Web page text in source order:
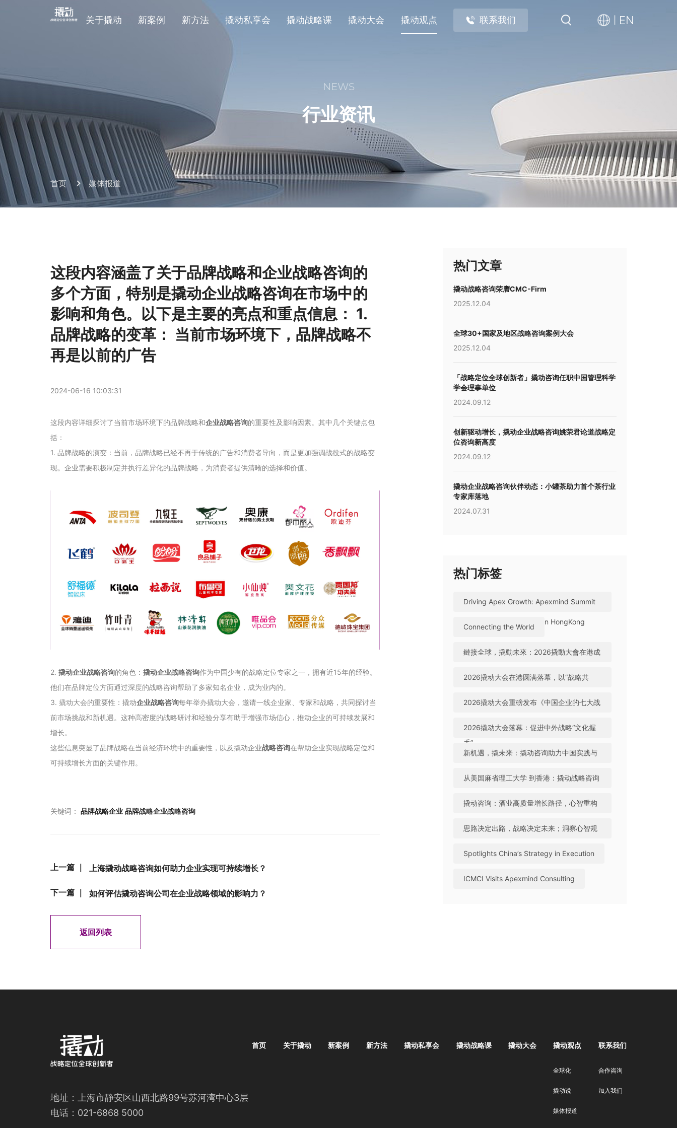
关于撬动 新案例 新方法 撬动私享会 撬动战略课 撬动大会 撬动观点 联系我们 EN
NEWS
行业资讯
首页 媒体报道
这段内容涵盖了关于品牌战略和企业战略咨询的
多个方面，特别是撬动企业战略咨询在市场中的
影响和角色。以下是主要的亮点和重点信息： 1.
品牌战略的变革： 当前市场环境下，品牌战略不
再是以前的广告
2024-06-16 10:03:31
这段内容详细探讨了当前市场环境下的品牌战略和企业战略咨询的重要性及影响因素。其中几个关键点包
括：
1. 品牌战略的演变：当前，品牌战略已经不再于传统的广告和消费者导向，而是更加强调战役式的战略变
现。企业需要积极制定并执行差异化的品牌战略，为消费者提供清晰的选择和价值。
2. 撬动企业战略咨询的角色： 撬动企业战略咨询作为中国少有的战略定位专家之一，拥有近15年的经验。
他们在品牌定位方面通过深度的战略咨询帮助了多家知名企业，成为业内的。
3. 撬动大会的重要性：撬动企业战略咨询每年举办撬动大会，邀请一线企业家、专家和战略，共同探讨当
前市场挑战和新机遇。这种高密度的战略研讨和经验分享有助于增强市场信心，推动企业的可持续发展和
增长。
这些信息突显了品牌战略在当前经济环境中的重要性，以及撬动企业战略咨询在帮助企业实现战略定位和
可持续增长方面的关键作用。
关键词： 品牌战略企业 品牌战略企业战略咨询
上一篇 ｜ 上海撬动战略咨询如何助力企业实现可持续增长？
下一篇 ｜ 如何评估撬动咨询公司在企业战略领域的影响力？
返回列表
热门文章
撬动战略咨询荣膺CMC-Firm
2025.12.04
全球30+国家及地区战略咨询案例大会
2025.12.04
「战略定位全球创新者」撬动咨询任职中国管理科学
学会理事单位
2024.09.12
创新驱动增长，撬动企业战略咨询姚荣君论道战略定
位咨询新高度
2024.09.12
撬动企业战略咨询伙伴动态：小罐茶助力首个茶行业
专家库落地
2024.07.31
热门标签
Driving Apex Growth: Apexmind Summit
2026 Successfully Held in HongKong
Connecting the World
鏈接全球，撬動未來：2026撬動大會在港成
功舉辦
2026撬动大会在港圆满落幕，以“战略共
生”引领中国咨询迈向全球高地
2026撬动大会重磅发布《中国企业的七大战
略机遇》，助力中国实践与世界视野“文化握
手”
2026撬动大会落幕：促进中外战略“文化握
手”，共建全球咨询生态
新机遇，撬未来：撬动咨询助力中国实践与
世界视野“文化握手”
从美国麻省理工大学 到香港：撬动战略咨询
引领中国咨询站上全球行业高地
撬动咨询：酒业高质量增长路径，心智重构
成破局关键
思路决定出路，战略决定未来；洞察心智规
Spotlights China’s Strategy in Execution
ICMCI Visits Apexmind Consulting
地址：上海市静安区山西北路99号苏河湾中心3层
电话：021-6868 5000
首页 关于撬动 新案例 新方法 撬动私享会 撬动战略课 撬动大会 撬动观点
全球化
撬动说
媒体报道
联系我们
合作咨询
加入我们